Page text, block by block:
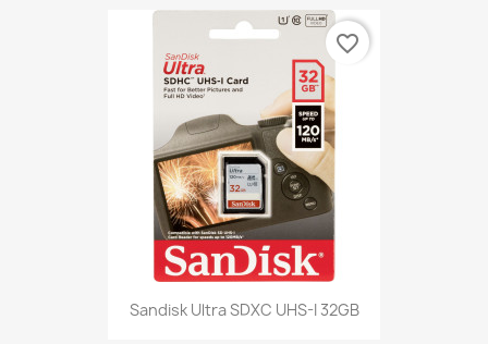
Sandisk Ultra SDXC UHS-I 32GB
favorite_border